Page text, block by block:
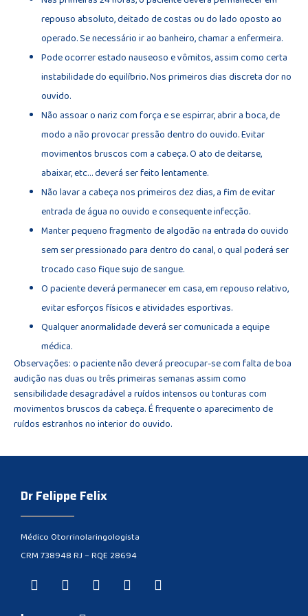
repouso absoluto, deitado de costas ou do lado oposto ao
operado. Se necessário ir ao banheiro, chamar a enfermeira.
Pode ocorrer estado nauseoso e vômitos, assim como certa
instabilidade do equilíbrio. Nos primeiros dias discreta dor no
ouvido.
Não assoar o nariz com força e se espirrar, abrir a boca, de
modo a não provocar pressão dentro do ouvido. Evitar
movimentos bruscos com a cabeça. O ato de deitarse,
abaixar, etc… deverá ser feito lentamente.
Não lavar a cabeça nos primeiros dez dias, a fim de evitar
entrada de água no ouvido e consequente infecção.
Manter pequeno fragmento de algodão na entrada do ouvido
sem ser pressionado para dentro do canal, o qual poderá ser
trocado caso fique sujo de sangue.
O paciente deverá permanecer em casa, em repouso relativo,
evitar esforços físicos e atividades esportivas.
Qualquer anormalidade deverá ser comunicada a equipe
médica.
Observações: o paciente não deverá preocupar-se com falta de boa
audição nas duas ou três primeiras semanas assim como
sensibilidade desagradável a ruídos intensos ou tonturas com
movimentos bruscos da cabeça. É frequente o aparecimento de
ruídos estranhos no interior do ouvido.
Dr Felippe Felix
Médico Otorrinolaringologista
CRM 738948 RJ – RQE 28694